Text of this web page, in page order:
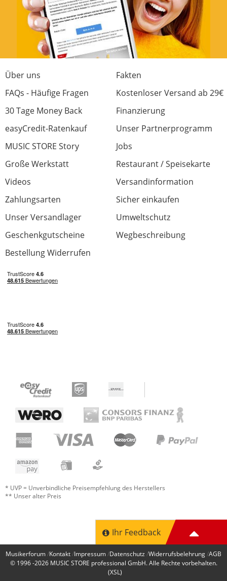
Verarbeitung
Preis/Leistung
Features
Handling
War diese Rezension hilfreich?
Jetzt bewerten
Über uns
Fakten
FAQs - Häufige Fragen
Kostenloser Versand ab 29€
30 Tage Money Back
Finanzierung
easyCredit-Ratenkauf
Unser Partnerprogramm
MUSIC STORE Story
Jobs
Große Werkstatt
Restaurant / Speisekarte
Videos
Versandinformation
Zahlungsarten
Sicher einkaufen
Unser Versandlager
Umweltschutz
Geschenkgutscheine
Wegbeschreibung
Bestellung Widerrufen
* UVP = Unverbindliche Preisempfehlung des Herstellers
** Unser alter Preis
Ihr Feedback
Musikerforum Kontakt Impressum Datenschutz Widerrufsbelehrung AGB
© 1996 -2026 MUSIC STORE professional GmbH. Alle Rechte vorbehalten.
(XSL)